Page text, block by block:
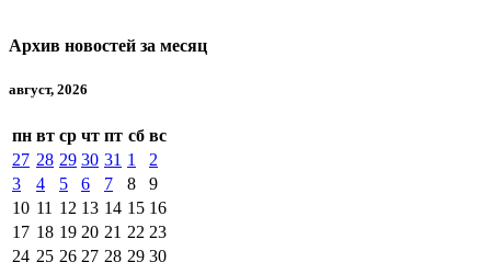
Архив новостей за месяц
август, 2026
пн вт ср чт пт сб вс
27 28 29 30 31 1
2
3
4 5 6 7 8
9
10 11 12 13 14 15 16
17 18 19 20 21 22 23
24 25 26 27 28 29 30